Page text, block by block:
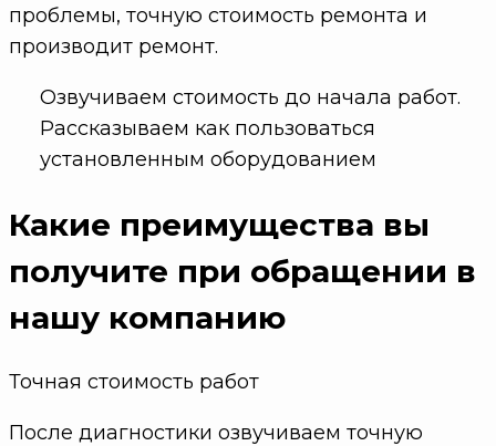
проблемы, точную стоимость ремонта и
производит ремонт.
Озвучиваем стоимость до начала работ.
Рассказываем как пользоваться
установленным оборудованием
Какие преимущества вы
получите при обращении в
нашу компанию
Точная стоимость работ
После диагностики озвучиваем точную